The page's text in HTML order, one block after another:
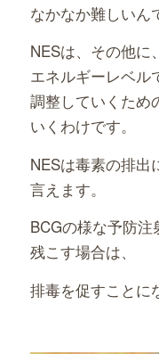
なかなか難しいん
NESは、その他に、
エネルギーレベル
調整していくため
いくわけです。
NESは毒素の排出
言えます。
BCGの様な予防
残こす場合は、
排毒を促すことに